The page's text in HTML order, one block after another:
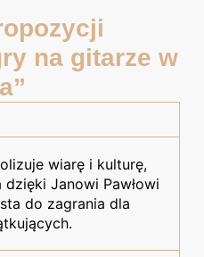
na gitarze w
wiarę i kulturę,
dzięki Janowi Pawłowi
do zagrania dla